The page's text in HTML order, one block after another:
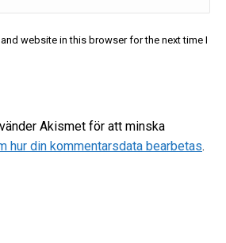
website in this browser for the next time I
Akismet för att minska
hur din kommentarsdata bearbetas.